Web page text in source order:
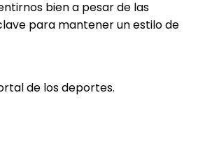
bien a pesar de las
para mantener un estilo de
de los deportes.